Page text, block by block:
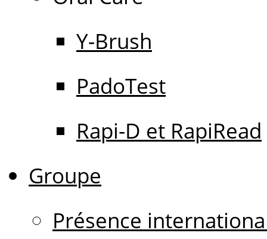
Y-Brush
PadoTest
Rapi-D et RapiRead
Groupe
Présence